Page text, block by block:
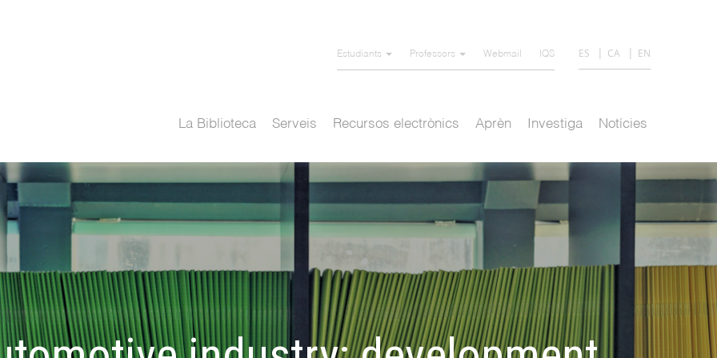
Estudiants Professors Webmail IQS ES CA EN
La Biblioteca Serveis Recursos electrònics Aprèn Investiga Notícies